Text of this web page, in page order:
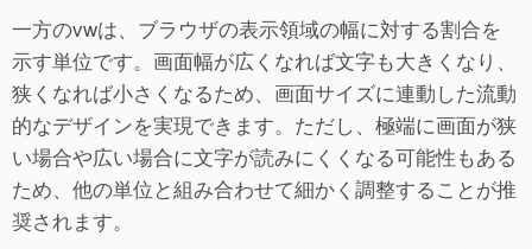
一方のvwは、ブラウザの表示領域の幅に対する割合を
示す単位です。画面幅が広くなれば文字も大きくなり、
狭くなれば小さくなるため、画面サイズに連動した流動
的なデザインを実現できます。ただし、極端に画面が狭
い場合や広い場合に文字が読みにくくなる可能性もある
ため、他の単位と組み合わせて細かく調整することが推
奨されます。